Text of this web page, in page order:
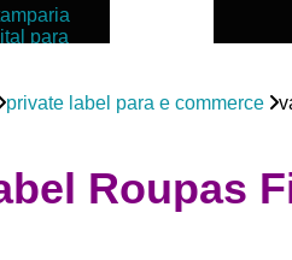
para
private label para e commerce
Roupas